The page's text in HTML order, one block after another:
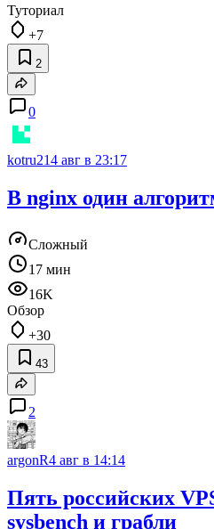
Туториал
+7
2
0
kotru214 авг в 23:17
В nginx один
Сложный
17 мин
16K
Обзор
+30
43
2
argonR4 авг в 14:14
Пять российских
sysbench и грабли